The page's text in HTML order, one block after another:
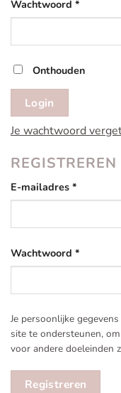
Wachtwoord *
Onthouden
Login
Je wachtwoord
REGISTREREN
E-mailadres *
Wachtwoord *
Je persoonlijke
site te ondersteunen,
voor andere doeleinden
Registreren